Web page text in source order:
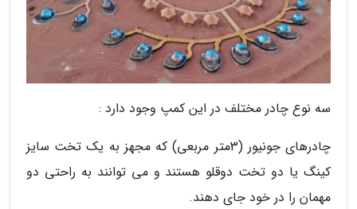
سه نوع چادر مختلف در این کمپ وجود دارد :
چادرهای جونیور (3متر مربعی) که مجهز به یک تخت سایز
کینگ یا دو تخت دوقلو هستند و می توانند به راحتی دو
مهمان را در خود جای دهند.